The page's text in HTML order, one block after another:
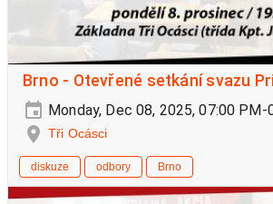
Brno - Otevřené setkání svazu
Monday, Dec 08, 2025, 07:00 PM-
Tři Ocásci
diskuze odbory Brno